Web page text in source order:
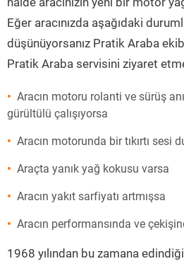
Eğer aracınızda aşağıdaki
düşünüyorsanız Pratik Araba
Pratik Araba servisini ziyaret
Aracın motoru rolanti ve sürüş
gürültülü çalışıyorsa
Aracın motorunda bir tıkırtı sesi
Araçta yanık yağ kokusu varsa
Aracın yakıt sarfiyatı artmışsa
Aracın performansında ve
1968 yılından bu zamana